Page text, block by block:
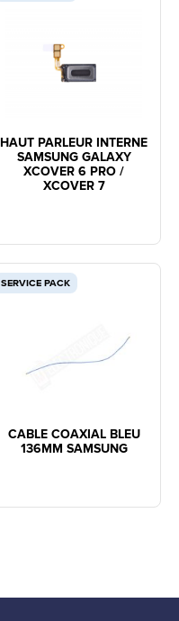
HAUT PARLEUR INTERNE
SAMSUNG GALAXY
XCOVER 6 PRO /
XCOVER 7
SERVICE PACK
CABLE COAXIAL BLEU
136MM SAMSUNG